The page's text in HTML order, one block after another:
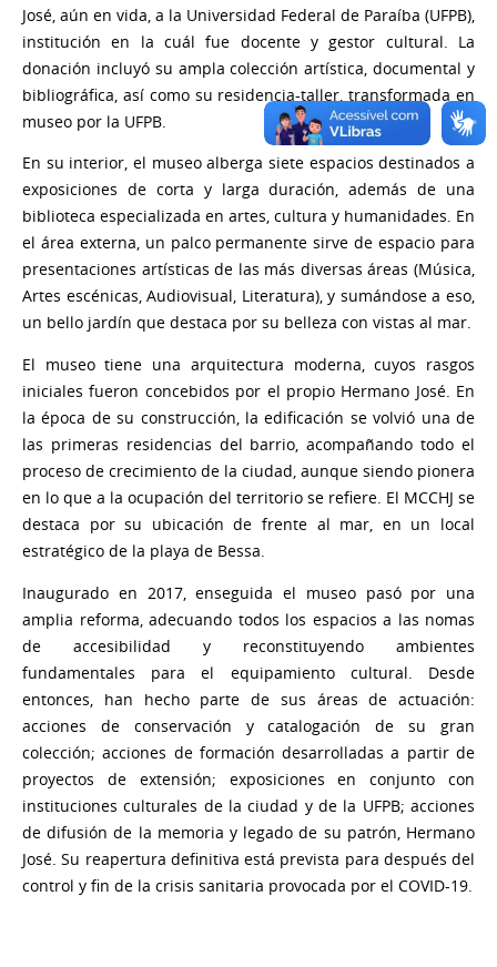
José, aún en vida, a la Universidad Federal de Paraíba (UFPB),
institución en la cuál fue docente y gestor cultural. La
donación incluyó su ampla colección artística, documental y
bibliográfica, así como su residencia-taller, transformada en
museo por la UFPB.
En su interior, el museo alberga siete espacios destinados a
exposiciones de corta y larga duración, además de una
biblioteca especializada en artes, cultura y humanidades. En
el área externa, un palco permanente sirve de espacio para
presentaciones artísticas de las más diversas áreas (Música,
Artes escénicas, Audiovisual, Literatura), y sumándose a eso,
un bello jardín que destaca por su belleza con vistas al mar.
El museo tiene una arquitectura moderna, cuyos rasgos
iniciales fueron concebidos por el propio Hermano José. En
la época de su construcción, la edificación se volvió una de
las primeras residencias del barrio, acompañando todo el
proceso de crecimiento de la ciudad, aunque siendo pionera
en lo que a la ocupación del territorio se refiere. El MCCHJ se
destaca por su ubicación de frente al mar, en un local
estratégico de la playa de Bessa.
Inaugurado en 2017, enseguida el museo pasó por una
amplia reforma, adecuando todos los espacios a las nomas
de accesibilidad y reconstituyendo ambientes
fundamentales para el equipamiento cultural. Desde
entonces, han hecho parte de sus áreas de actuación:
acciones de conservación y catalogación de su gran
colección; acciones de formación desarrolladas a partir de
proyectos de extensión; exposiciones en conjunto con
instituciones culturales de la ciudad y de la UFPB; acciones
de difusión de la memoria y legado de su patrón, Hermano
José. Su reapertura definitiva está prevista para después del
control y fin de la crisis sanitaria provocada por el COVID-19.